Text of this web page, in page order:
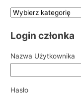
Login członka
Nazwa Użytkownika
Hasło